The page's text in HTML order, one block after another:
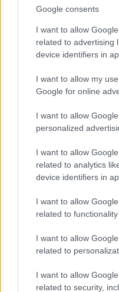
Google consents
I want to allow
related to advertising
device identifiers in
I want to allow my
Google for online
I want to allow
personalized
I want to allow
related to analytics
device identifiers in
I want to allow
related to
I want to allow
related to
I want to allow
related to security,
ΔΕΙΤΕ ΕΠΙΣΗΣ